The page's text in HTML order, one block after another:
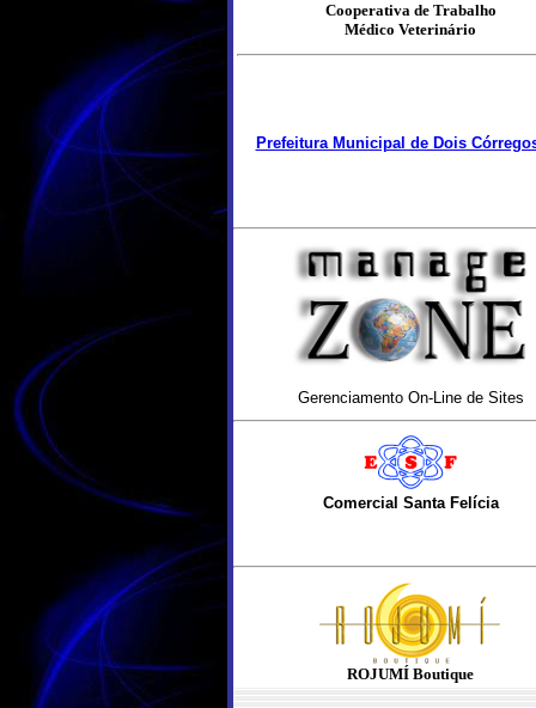
Cooperativa de Trabalho
Médico Veterinário
Prefeitura Municipal de Dois
Gerenciamento On-Line de Sites
Comercial Santa Felícia
ROJUMÍ Boutique